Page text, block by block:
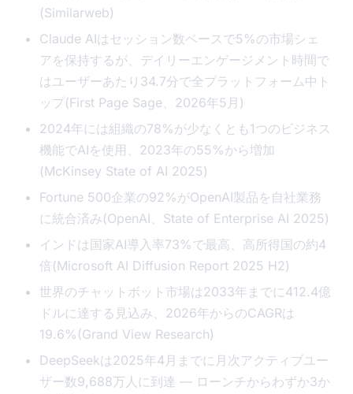
(Similarweb)
Claude AIはセッション数ベースで5%の市場シェ
アを保持するが、デイリーエンゲージメント時間で
はユーザーあたり34.7分で全プラットフォーム中ト
ップ(First Page Sage、2026年5月)
2024年には組織の78%が少なくとも1つのビジネス
機能でAIを使用、2023年の55%から増加
(McKinsey State of AI 2025)
Fortune 500企業の92%がOpenAI製品を自社業務
に統合済み(OpenAI、State of Enterprise AI 2025)
インドは国家AI導入率73%で最高、高所得国の約4
倍(Microsoft AI Diffusion Report 2025 H2)
世界のチャットボット市場は2033年までに412.4億
ドルに達する見込み、2026年からのCAGRは
19.6%(Grand View Research)
DeepSeekは2025年4月までに月次アクティブユー
ザー数9,688万人に到達 — ローンチからわずか3か